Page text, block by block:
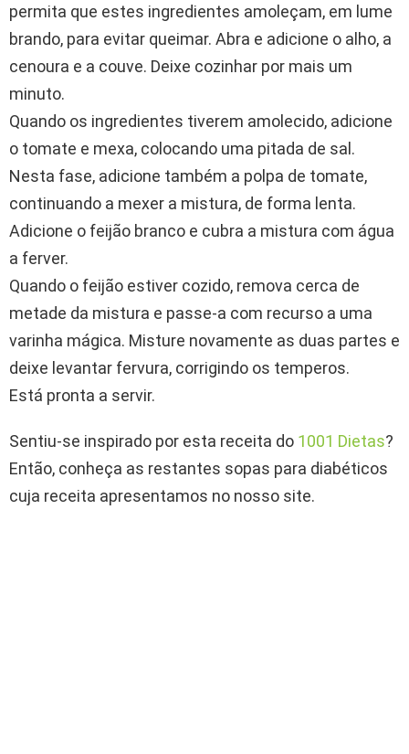
permita que estes ingredientes amoleçam, em lume
brando, para evitar queimar. Abra e adicione o alho, a
cenoura e a couve. Deixe cozinhar por mais um
minuto.
Quando os ingredientes tiverem amolecido, adicione
o tomate e mexa, colocando uma pitada de sal.
Nesta fase, adicione também a polpa de tomate,
continuando a mexer a mistura, de forma lenta.
Adicione o feijão branco e cubra a mistura com água
a ferver.
Quando o feijão estiver cozido, remova cerca de
metade da mistura e passe-a com recurso a uma
varinha mágica. Misture novamente as duas partes e
deixe levantar fervura, corrigindo os temperos.
Está pronta a servir.
Sentiu-se inspirado por esta receita do 1001 Dietas?
Então, conheça as restantes sopas para diabéticos
cuja receita apresentamos no nosso site.